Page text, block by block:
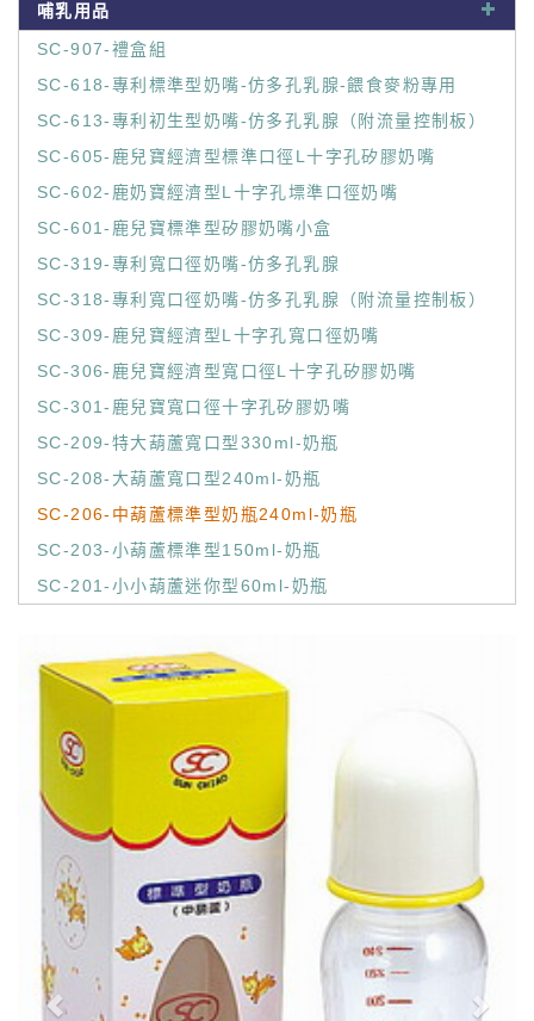
哺乳用品
SC-907-禮盒組
SC-618-專利標準型奶嘴-仿多孔乳腺-餵食麥粉專用
SC-613-專利初生型奶嘴-仿多孔乳腺（附流量控制板）
SC-605-鹿兒寶經濟型標準口徑L十字孔矽膠奶嘴
SC-602-鹿奶寶經濟型L十字孔墂準口徑奶嘴
SC-601-鹿兒寶標準型矽膠奶嘴小盒
SC-319-專利寬口徑奶嘴-仿多孔乳腺
SC-318-專利寬口徑奶嘴-仿多孔乳腺（附流量控制板）
SC-309-鹿兒寶經濟型L十字孔寬口徑奶嘴
SC-306-鹿兒寶經濟型寬口徑L十字孔矽膠奶嘴
SC-301-鹿兒寶寬口徑十字孔矽膠奶嘴
SC-209-特大葫蘆寬口型330ml-奶瓶
SC-208-大葫蘆寬口型240ml-奶瓶
SC-206-中葫蘆標準型奶瓶240ml-奶瓶
SC-203-小葫蘆標準型150ml-奶瓶
SC-201-小小葫蘆迷你型60ml-奶瓶